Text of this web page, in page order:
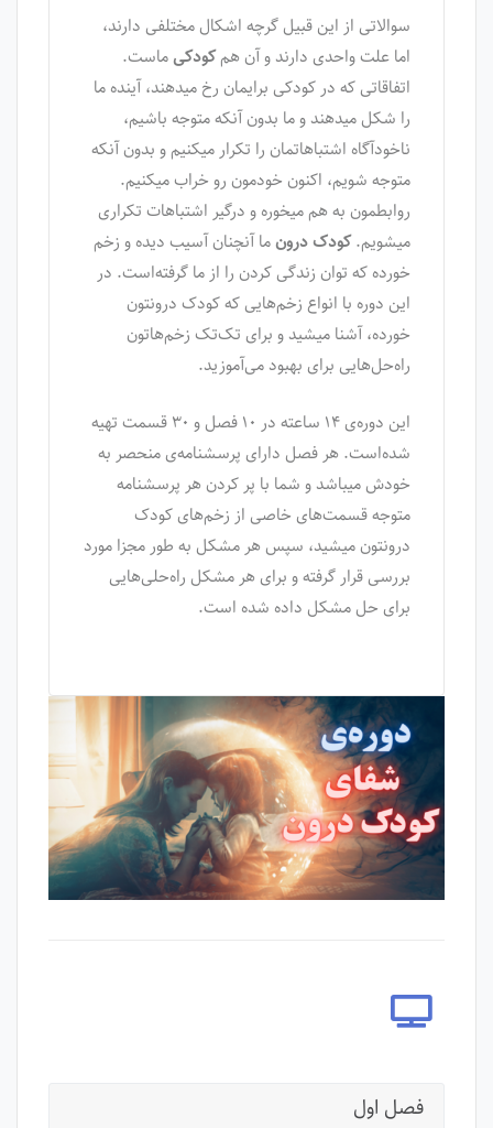
سوالاتی از این قبیل گرچه اشکال مختلفی دارند،
اما علت واحدی دارند و آن همکودکیماست.
اتفاقاتی که در کودکی برایمان رخ میدهند، آینده ما
را شکل میدهند و ما بدون آنکه متوجه باشیم،
ناخودآگاه اشتباهاتمان را تکرار میکنیم و بدون آنکه
متوجه شویم، اکنون خودمون رو خراب میکنیم.
روابطمون به هم میخوره و درگیر اشتباهات تکراری
میشویم.کودک درونما آنچنان آسیب دیده و زخم
خورده که توان زندگی کردن را از ما گرفته‌است. در
این دوره با انواع زخم‌هایی که کودک درونتون
خورده‌، آشنا میشید و برای تک‌تک زخم‌هاتون
راه‌حل‌هایی برای بهبود می‌آموزید.
این دوره‌ی ۱۴ ساعته در ۱۰ فصل و ۳۰ قسمت تهیه
شده‌است. هر فصل دارای پرسشنامه‌ی منحصر به
خودش میباشد و شما با پر کردن هر پرسشنامه
متوجه قسمت‌های خاصی از زخم‌های کودک
درونتون میشید، سپس هر مشکل به طور مجزا مورد
بررسی قرار گرفته و برای هر مشکل راه‌حلی‌هایی
برای حل مشکل داده شده است.
فصل اول